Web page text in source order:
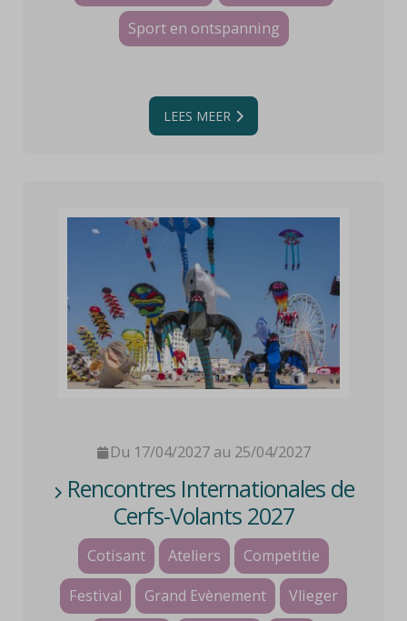
Sport en ontspanning
LEES MEER
Du 17/04/2027 au 25/04/2027
Rencontres Internationales de
Cerfs-Volants 2027
Cotisant Ateliers
Competitie
Festival
Grand Evènement
Vlieger